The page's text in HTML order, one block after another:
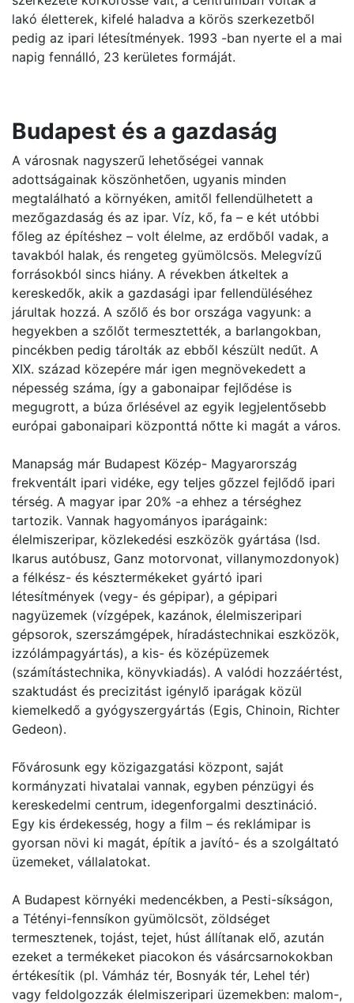
lakó életterek, kifelé haladva a körös szerkezetből
pedig az ipari létesítmények. 1993 -ban nyerte el a mai
napig fennálló, 23 kerületes formáját.
Budapest és a gazdaság
A városnak nagyszerű lehetőségei vannak
adottságainak köszönhetően, ugyanis minden
megtalálható a környéken, amitől fellendülhetett a
mezőgazdaság és az ipar. Víz, kő, fa – e két utóbbi
főleg az építéshez – volt élelme, az erdőből vadak, a
tavakból halak, és rengeteg gyümölcsös. Melegvízű
forrásokból sincs hiány. A révekben átkeltek a
kereskedők, akik a gazdasági ipar fellendüléséhez
járultak hozzá. A szőlő és bor országa vagyunk: a
hegyekben a szőlőt termesztették, a barlangokban,
pincékben pedig tárolták az ebből készült nedűt. A
XIX. század közepére már igen megnövekedett a
népesség száma, így a gabonaipar fejlődése is
megugrott, a búza őrlésével az egyik legjelentősebb
európai gabonaipari központtá nőtte ki magát a város.
Manapság már Budapest Közép- Magyarország
frekventált ipari vidéke, egy teljes gőzzel fejlődő ipari
térség. A magyar ipar 20% -a ehhez a térséghez
tartozik. Vannak hagyományos iparágaink:
élelmiszeripar, közlekedési eszközök gyártása (lsd.
Ikarus autóbusz, Ganz motorvonat, villanymozdonyok)
a félkész- és késztermékeket gyártó ipari
létesítmények (vegy- és gépipar), a gépipari
nagyüzemek (vízgépek, kazánok, élelmiszeripari
gépsorok, szerszámgépek, híradástechnikai eszközök,
izzólámpagyártás), a kis- és középüzemek
(számítástechnika, könyvkiadás). A valódi hozzáértést,
szaktudást és precizitást igénylő iparágak közül
kiemelkedő a gyógyszergyártás (Egis, Chinoin, Richter
Gedeon).
Fővárosunk egy közigazgatási központ, saját
kormányzati hivatalai vannak, egyben pénzügyi és
kereskedelmi centrum, idegenforgalmi desztináció.
Egy kis érdekesség, hogy a film – és reklámipar is
gyorsan növi ki magát, építik a javító- és a szolgáltató
üzemeket, vállalatokat.
A Budapest környéki medencékben, a Pesti-síkságon,
a Tétényi-fennsíkon gyümölcsöt, zöldséget
termesztenek, tojást, tejet, húst állítanak elő, azután
ezeket a termékeket piacokon és vásárcsarnokokban
értékesítik (pl. Vámház tér, Bosnyák tér, Lehel tér)
vagy feldolgozzák élelmiszeripari üzemekben: malom-,